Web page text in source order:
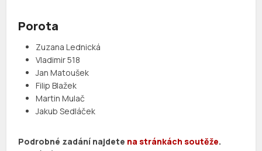
Porota
Zuzana Lednická
Vladimir 518
Jan Matoušek
Filip Blažek
Martin Mulač
Jakub Sedláček
Podrobné zadání najdete na stránkách soutěže.